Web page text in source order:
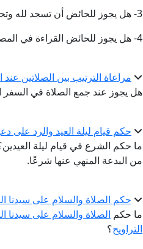
3- هل يجوز للحائض أن تسجد لله وتحمده على نعمه الكثيرة؟
4- هل يجوز للحائض القراءة في المصحف ولمسه أو لمسه بشيء مثل المناديل أو القفاز؟
مراعاة الترتيب بين الصلاتين عند
هل يجوز عند جمع الصلاة في السفر
حكم قيام ليلة العيد والرد على
ما حكم الشرع في قيام ليلة
من البدعة المنهي عنها شرعًا.
حكم الصلاة والسلام على سيدنا
ما حكم الصلاة والسلام على سيدنا
التراويح؟